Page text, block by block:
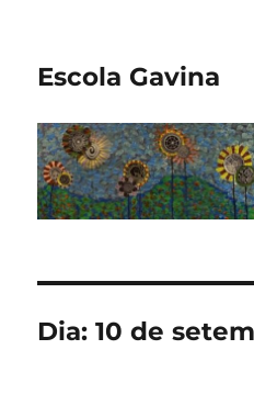
Escola Gavina
Dia:10 de